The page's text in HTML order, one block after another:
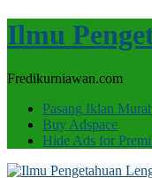
Ilmu
Fredikurniawan.com
Pasang Iklan
Buy Adspace
Hide Ads for